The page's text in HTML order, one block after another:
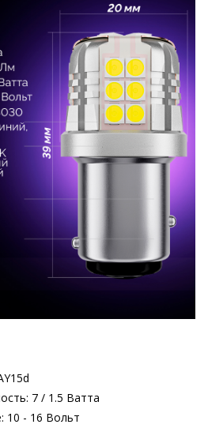
7 / 1.5 Ватта
10 - 16 Вольт